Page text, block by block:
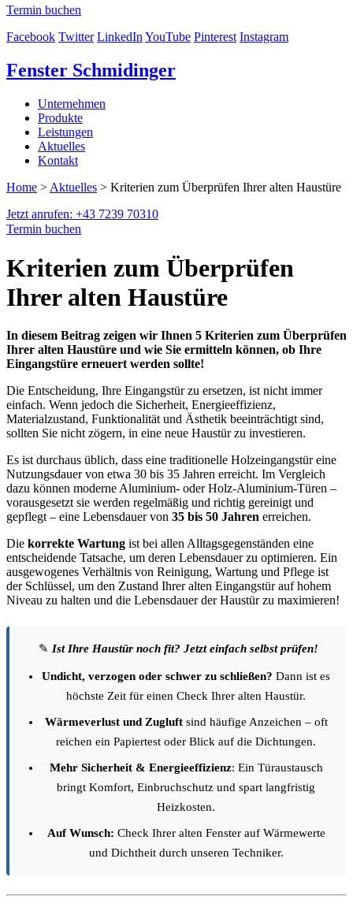
Termin buchen
Facebook Twitter LinkedInYouTube Pinterest Instagram
Fenster Schmidinger
Unternehmen
Produkte
Leistungen
Aktuelles
Kontakt
Home > Aktuelles > Kriterien zum Überprüfen Ihrer alten Haustüre
Jetzt anrufen: +43 7239 70310
Termin buchen
Kriterien zum Überprüfen
Ihrer alten Haustüre
In diesem Beitrag zeigen wir Ihnen 5 Kriterien zum Überprüfen
Ihrer alten Haustüre und wie Sie ermitteln können, ob Ihre
Eingangstüre erneuert werden sollte!
Die Entscheidung, Ihre Eingangstür zu ersetzen, ist nicht immer
einfach. Wenn jedoch die Sicherheit, Energieeffizienz,
Materialzustand, Funktionalität und Ästhetik beeinträchtigt sind,
sollten Sie nicht zögern, in eine neue Haustür zu investieren.
Es ist durchaus üblich, dass eine traditionelle Holzeingangstür eine
Nutzungsdauer von etwa 30 bis 35 Jahren erreicht. Im Vergleich
dazu können moderne Aluminium- oder Holz-Aluminium-Türen –
vorausgesetzt sie werden regelmäßig und richtig gereinigt und
gepflegt – eine Lebensdauer von 35 bis 50 Jahren erreichen.
Die korrekte Wartung ist bei allen Alltagsgegenständen eine
entscheidende Tatsache, um deren Lebensdauer zu optimieren. Ein
ausgewogenes Verhältnis von Reinigung, Wartung und Pflege ist
der Schlüssel, um den Zustand Ihrer alten Eingangstür auf hohem
Niveau zu halten und die Lebensdauer der Haustür zu maximieren!
✎ Ist Ihre Haustür noch fit? Jetzt einfach selbst prüfen!
Undicht, verzogen oder schwer zu schließen? Dann ist es
höchste Zeit für einen Check Ihrer alten Haustür.
Wärmeverlust und Zugluftsind häufige Anzeichen – oft
reichen ein Papiertest oder Blick auf die Dichtungen.
Mehr Sicherheit & Energieeffizienz: Ein Türaustausch
bringt Komfort, Einbruchschutz und spart langfristig
Heizkosten.
Auf Wunsch: Check Ihrer alten Fenster auf Wärmewerte
und Dichtheit durch unseren Techniker.